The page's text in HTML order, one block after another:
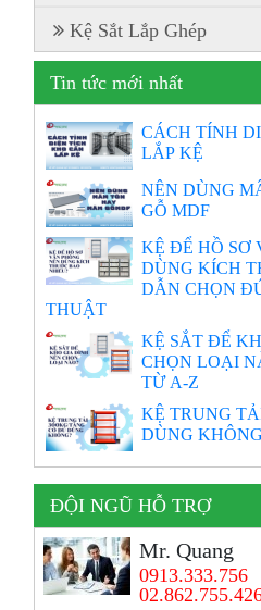
Kệ Sắt Lắp Ghép
Tin tức mới nhất
CÁCH TÍNH
LẮP KỆ
NÊN DÙNG
GỖ MDF
KỆ ĐỂ HỒ SƠ
DÙNG KÍCH
DẪN CHỌN
THUẬT
KỆ SẮT ĐỂ
CHỌN LOẠI
TỪ A-Z
KỆ TRUNG
DÙNG
ĐỘI NGŨ HỖ TRỢ
Mr. Quang
0913.333.756